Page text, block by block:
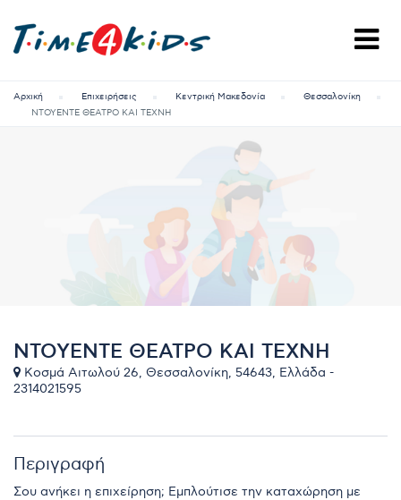
Αρχική Επιχειρήσεις Κεντρική Μακεδονία
Θεσσαλονίκη
ΝΤΟΥΕΝΤΕ ΘΕΑΤΡΟ ΚΑΙ ΤΕΧΝΗ
ΝΤΟΥΕΝΤΕ ΘΕΑΤΡΟ ΚΑΙ ΤΕΧΝΗ
Κοσμά Αιτωλού 26, Θεσσαλονίκη, 54643, Ελλάδα -
2314021595
Περιγραφή
Σου ανήκει η επιχείρηση; Εμπλούτισε την καταχώρηση με